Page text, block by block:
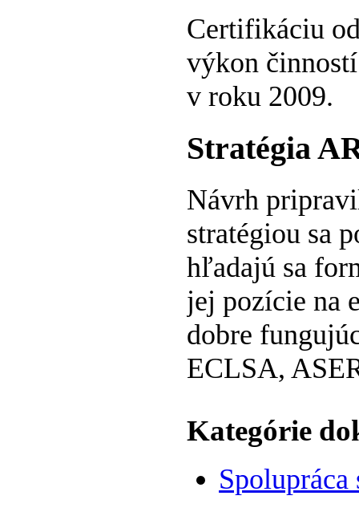
Certifikáciu
výkon
v roku 2009.
Stratégia
Návrh
stratégiou sa
hľadajú sa
jej pozície na
dobre
ECLSA,
Kategórie